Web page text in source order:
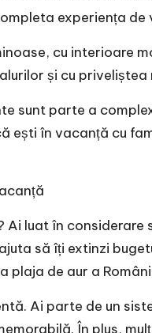
experiența de
cu interioare
și cu
sunt parte a
ești în vacanță cu
luat în
să îți extinzi
de aur a
Ai parte de un
În plus,